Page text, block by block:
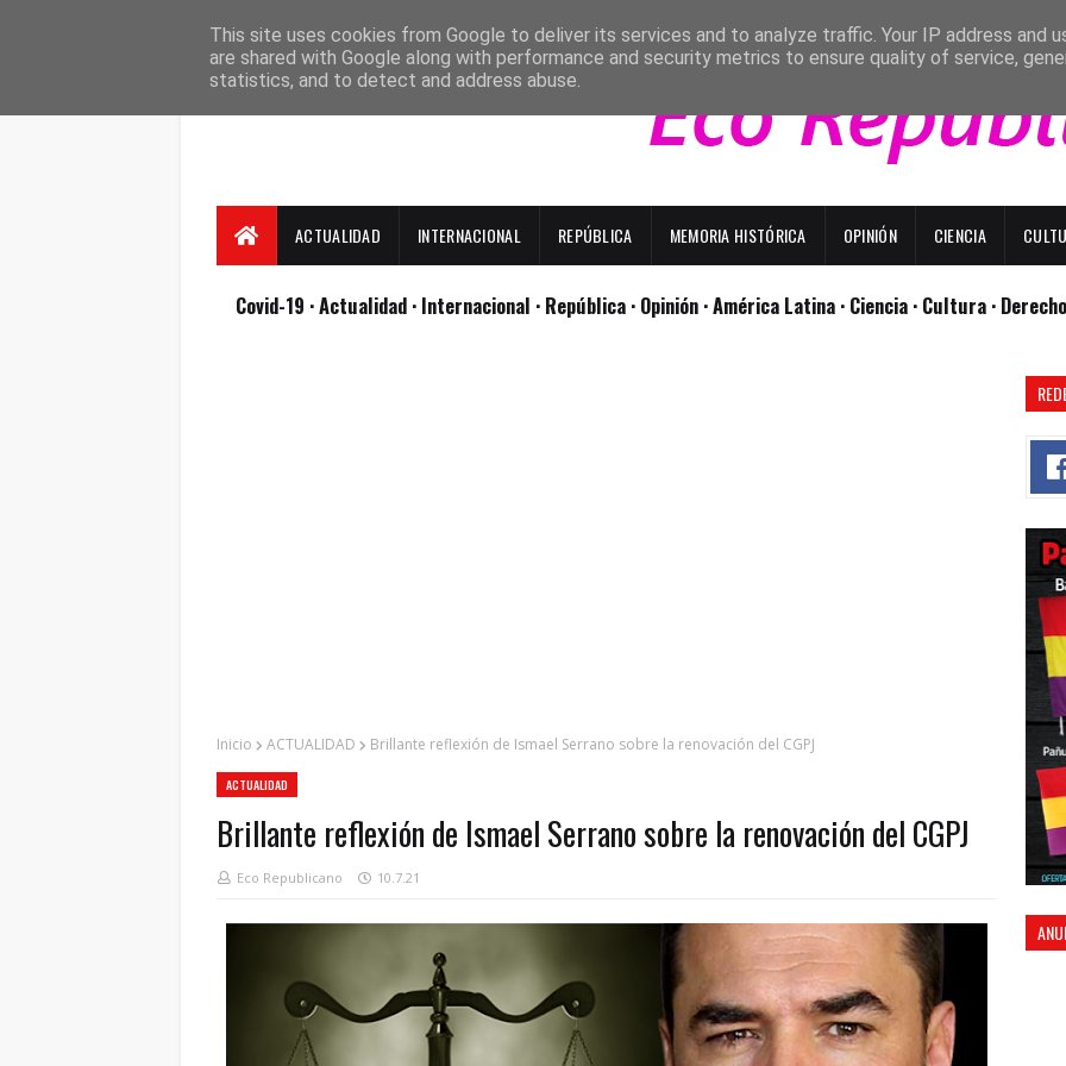
ACTUALIDAD INTERNACIONAL REPÚBLICA MEMORIA HISTÓRICA OPINIÓN CIENCIA
Covid-19 · Actualidad · Internacional · República · Opinión · América Latina · Ciencia · Cultura ·
Inicio ACTUALIDAD Brillante reflexión de Ismael Serrano sobre la renovación del CGPJ
ACTUALIDAD
Brillante reflexión de Ismael Serrano sobre la renovación del CGPJ
Eco Republicano 10.7.21
This site uses cookies from Google to deliver its services and to analyze traffic. Your IP address and
are shared with Google along with performance and security metrics to ensure quality of service,
statistics, and to detect and address abuse.